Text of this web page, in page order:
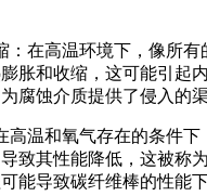
：在高温环境下，像所
胀和收缩，这可能引起
腐蚀介质提供了侵入的渠
高温和氧气存在的条件下
致其性能降低，这被称
能导致碳纤维棒的性能